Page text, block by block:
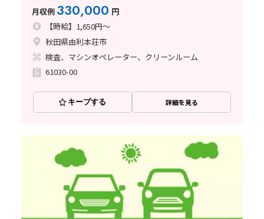
月収例 330,000 円
【時給】1,650円～
秋田県由利本荘市
検査、マシンオペレーター、クリーンルーム
61030-00
キープする 詳細を見る